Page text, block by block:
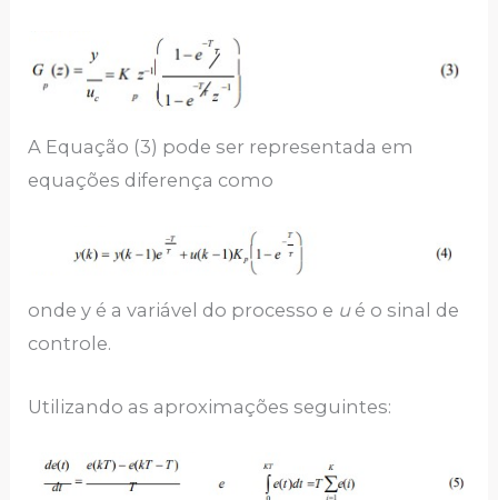
A Equação (3) pode ser representada em
equações diferença como
onde y é a variável do processo e ué o sinal de
controle.
Utilizando as aproximações seguintes: